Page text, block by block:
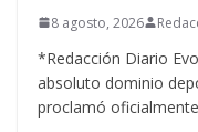
8 agosto, 2026
*Redacción Diario
absoluto dominio
proclamó